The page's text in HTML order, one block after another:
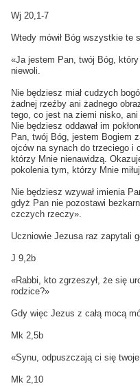
Wj 20,1-7
Wtedy mówił Bóg wszystkie te
«Ja jestem Pan, twój Bóg,
niewoli.
Nie będziesz miał cudzych
żadnej rzeźby ani żadnego
tego, co jest na ziemi nisko,
Nie będziesz oddawał im
Pan, twój Bóg, jestem Bogiem
ojców na synach do trzeciego i
którzy Mnie nienawidzą.
pokolenia tym, którzy Mnie
Nie będziesz wzywał imienia
gdyż Pan nie pozostawi
czczych rzeczy».
Uczniowie Jezusa raz zapytali
J 9,2b
«Rabbi, kto zgrzeszył, że się
rodzice?»
Gdy więc Jezus z całą mocą
Mk 2,5b
«Synu, odpuszczają ci się
Mk 2,10